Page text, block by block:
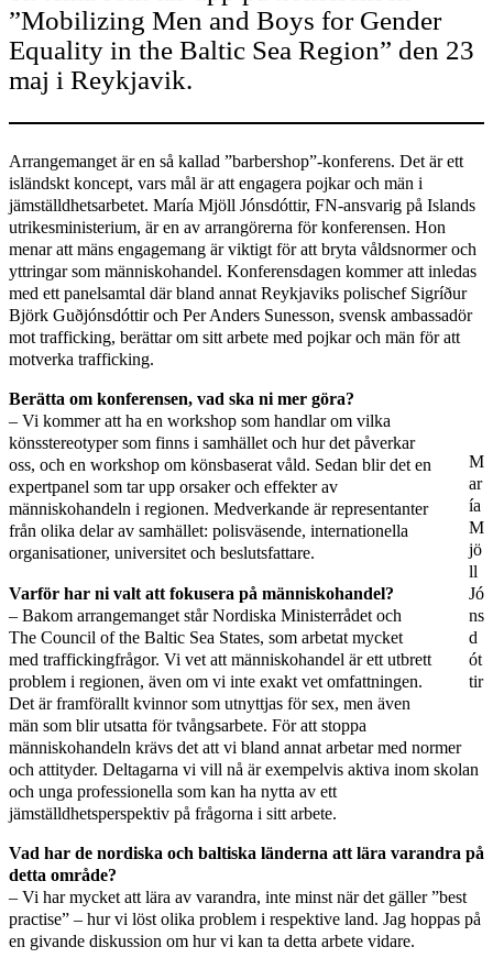
”Mobilizing Men and Boys for Gender
Equality in the Baltic Sea Region” den 23
maj i Reykjavik.
Arrangemanget är en så kallad ”barbershop”-konferens. Det är ett
isländskt koncept, vars mål är att engagera pojkar och män i
jämställdhetsarbetet. María Mjöll Jónsdóttir, FN-ansvarig på Islands
utrikesministerium, är en av arrangörerna för konferensen. Hon
menar att mäns engagemang är viktigt för att bryta våldsnormer och
yttringar som människohandel. Konferensdagen kommer att inledas
med ett panelsamtal där bland annat Reykjaviks polischef Sigríður
Björk Guðjónsdóttir och Per Anders Sunesson, svensk ambassadör
mot trafficking, berättar om sitt arbete med pojkar och män för att
motverka trafficking.
M
ar
ía
M
jö
ll
Jó
ns
d
ót
tir
Berätta om konferensen, vad ska ni mer göra?
– Vi kommer att ha en workshop som handlar om vilka
könsstereotyper som finns i samhället och hur det påverkar
oss, och en workshop om könsbaserat våld. Sedan blir det en
expertpanel som tar upp orsaker och effekter av
människohandeln i regionen. Medverkande är representanter
från olika delar av samhället: polisväsende, internationella
organisationer, universitet och beslutsfattare.
Varför har ni valt att fokusera på människohandel?
– Bakom arrangemanget står Nordiska Ministerrådet och
The Council of the Baltic Sea States, som arbetat mycket
med traffickingfrågor. Vi vet att människohandel är ett utbrett
problem i regionen, även om vi inte exakt vet omfattningen.
Det är framförallt kvinnor som utnyttjas för sex, men även
män som blir utsatta för tvångsarbete. För att stoppa
människohandeln krävs det att vi bland annat arbetar med normer
och attityder. Deltagarna vi vill nå är exempelvis aktiva inom skolan
och unga professionella som kan ha nytta av ett
jämställdhetsperspektiv på frågorna i sitt arbete.
Vad har de nordiska och baltiska länderna att lära varandra på
detta område?
– Vi har mycket att lära av varandra, inte minst när det gäller ”best
practise” – hur vi löst olika problem i respektive land. Jag hoppas på
en givande diskussion om hur vi kan ta detta arbete vidare.